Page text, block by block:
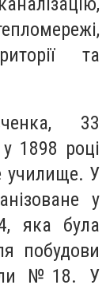
та
33
1898 році
училище. У
у
яка була
побудови
№18. У